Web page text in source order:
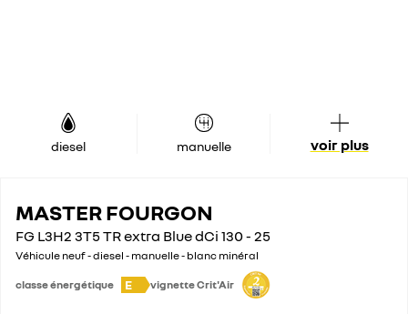
diesel manuelle voir plus
MASTER FOURGON
FG L3H2 3T5 TR extra Blue dCi 130 - 25
Véhicule neuf - diesel - manuelle - blanc minéral
classe énergétique E vignette Crit'Air